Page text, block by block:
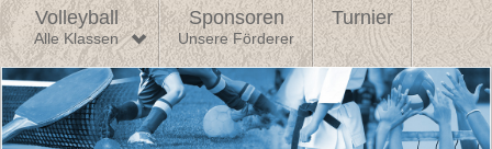
Volleyball
Alle Klassen
Sponsoren
Unsere Förderer
Turnier